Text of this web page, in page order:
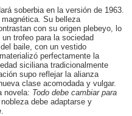
soberbia en la versión de 1963.
Su belleza
con su origen plebeyo, lo
trofeo para la sociedad
baile, con un vestido
perfectamente la
siciliana tradicionalmente
supo reflejar la alianza
clase acomodada y vulgar.
novela: Todo debe cambiar para
nobleza debe adaptarse y